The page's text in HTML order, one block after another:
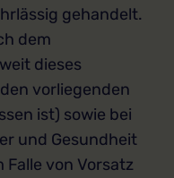
gehandelt.
dem
dieses
vorliegenden
ist) sowie bei
und Gesundheit
von Vorsatz